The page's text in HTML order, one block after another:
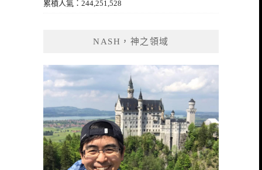
累積人氣：244,251,528
NASH，神之領域